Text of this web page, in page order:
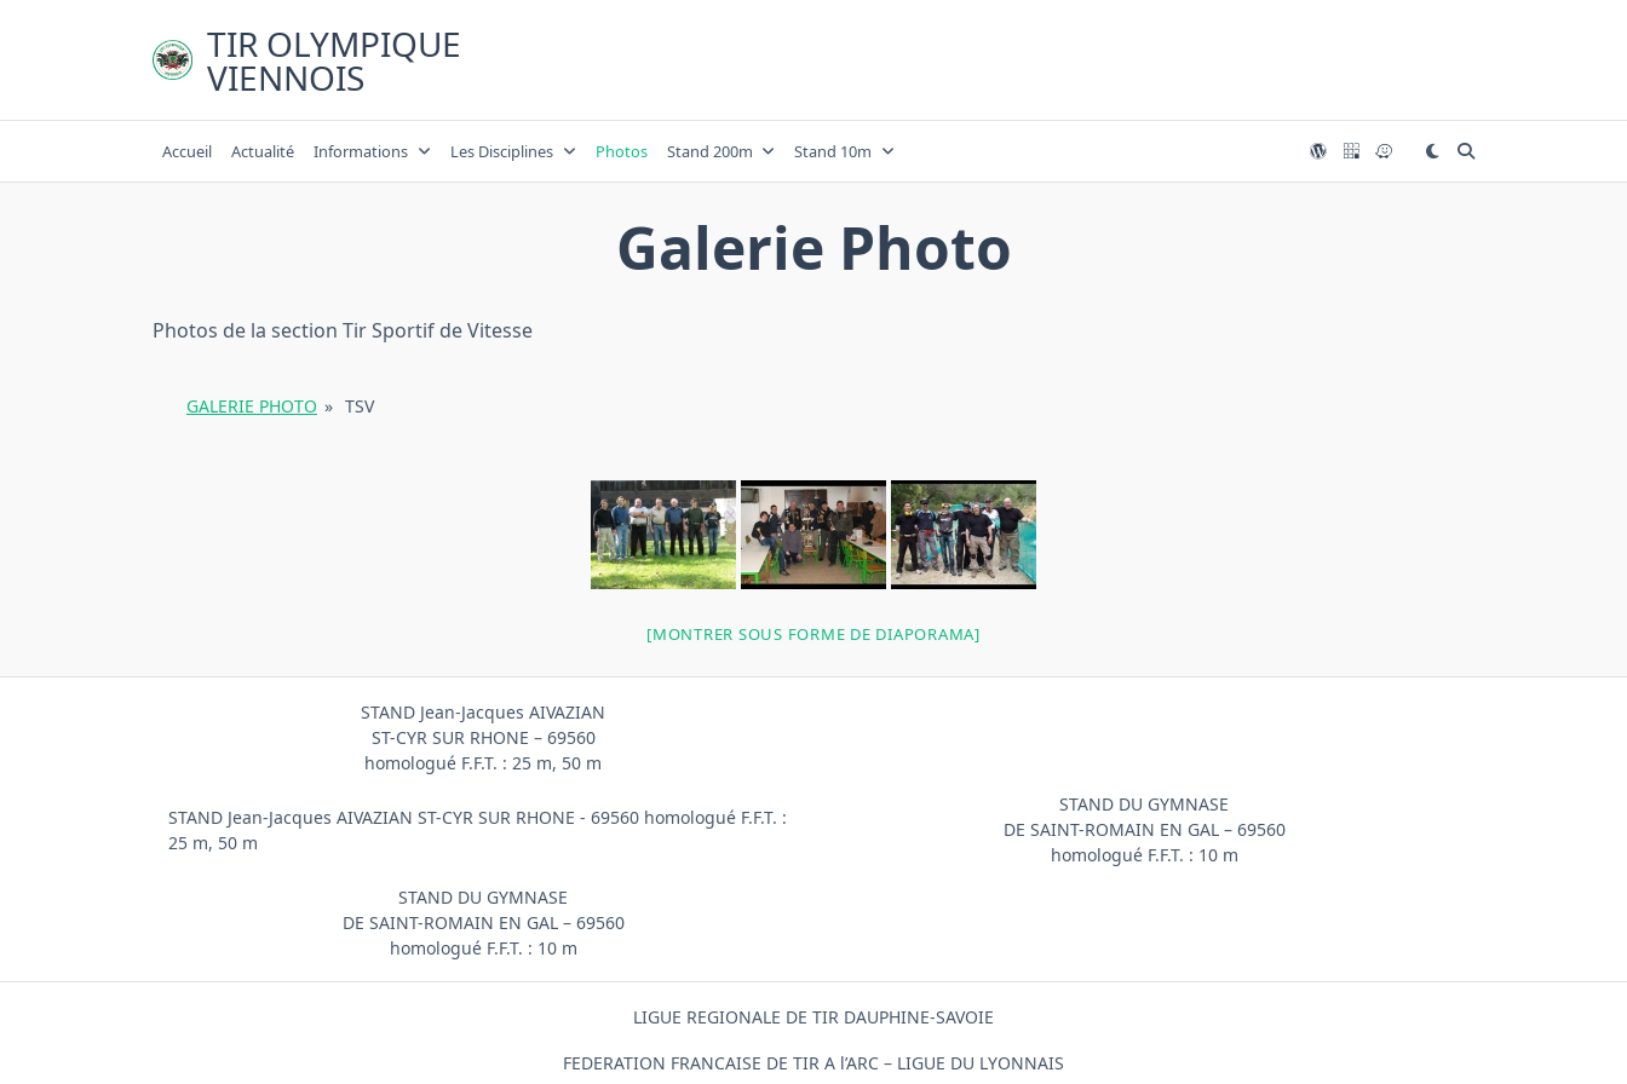
TIR OLYMPIQUE
VIENNOIS
Accueil Actualité Informations Les Disciplines Photos Stand 200m Stand 10m
Galerie Photo
Photos de la section Tir Sportif de Vitesse
GALERIE PHOTO » TSV
[MONTRER SOUS FORME DE DIAPORAMA]
STAND Jean-Jacques AIVAZIAN
ST-CYR SUR RHONE – 69560
homologué F.F.T. : 25 m, 50 m
STAND Jean-Jacques AIVAZIAN ST-CYR SUR RHONE - 69560 homologué F.F.T. :
25 m, 50 m
STAND DU GYMNASE
DE SAINT-ROMAIN EN GAL – 69560
homologué F.F.T. : 10 m
STAND DU GYMNASE
DE SAINT-ROMAIN EN GAL – 69560
homologué F.F.T. : 10 m
LIGUE REGIONALE DE TIR DAUPHINE-SAVOIE
FEDERATION FRANCAISE DE TIR A l’ARC – LIGUE DU LYONNAIS